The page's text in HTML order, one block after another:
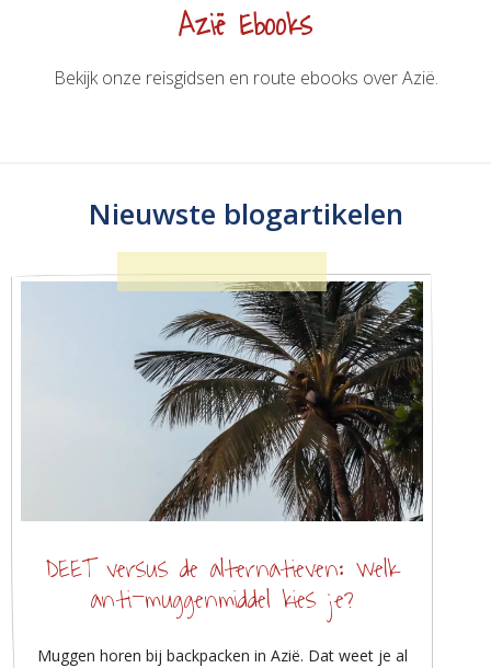
Azië Ebooks
Bekijk onze reisgidsen en route ebooks over Azië.
Nieuwste blogartikelen
DEET versus de alternatieven: welk
anti-muggenmiddel kies je?
Muggen horen bij backpacken in Azië. Dat weet je al